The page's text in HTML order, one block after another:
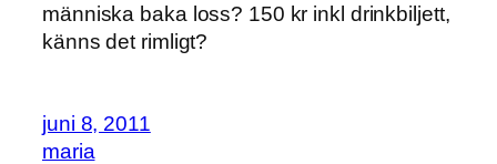
människa baka loss? 150 kr inkl drinkbiljett,
känns det rimligt?
juni 8, 2011
maria